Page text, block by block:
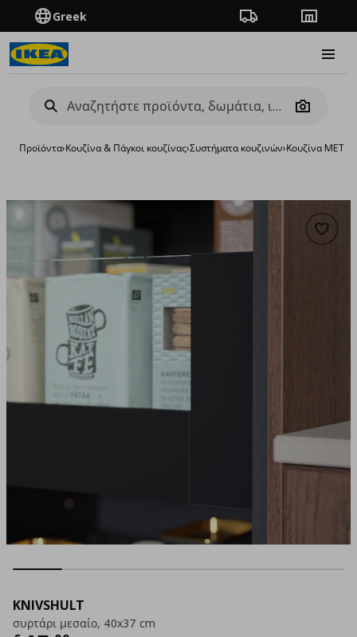
Greek Πορεία παραγγελίας
Camera
Προϊόντα›Κουζίνα & Πάγκοι κουζίνας›Συστήματα κουζινών›Κουζίνα
KNIVSHULT
συρτάρι μεσαίο, 40x37 cm